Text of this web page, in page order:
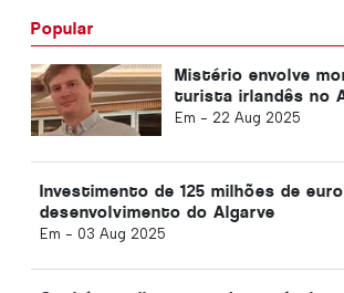
Popular
Mistério envolve
turista irlandês no
Em - 22 Aug 2025
Investimento de 125 milhões de
desenvolvimento do Algarve
Em - 03 Aug 2025